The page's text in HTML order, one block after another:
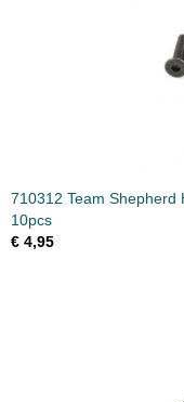
710312 Team Shepherd
10pcs
€ 4,95